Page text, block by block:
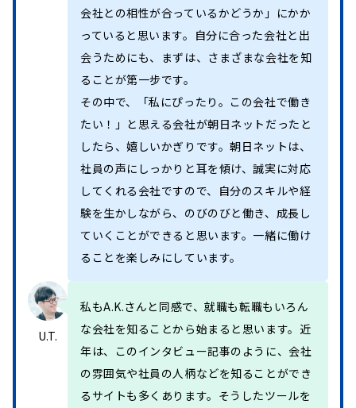
会社との相性が合っているかどうか」にかか
っていると思います。自分に合った会社と出
会うためにも、まずは、さまざまな会社を知
ることが第一步です。
その中で、「私にぴったり。この会社で働き
たい！」と思える会社が朝日ネットだったと
したら、嬉しいかぎりです。朝日ネットは、
社員の声にしっかりと耳を傾け、誠実に対応
してくれる会社ですので、自分のスキルや経
験を生かしながら、のびのびと働き、成長し
ていくことができると思います。一緒に働け
ることを楽しみにしています。
U.T.
私もA.K.さんと同感で、就職も転職もいろん
な会社を知ることから始まると思います。近
年は、このインタビュー記事のように、会社
の雰囲気や社員の人柄などを知ることができ
るサイトも多くあります。そうしたツールを